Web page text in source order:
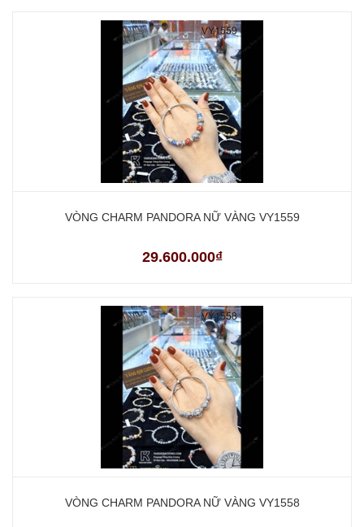
VÒNG CHARM PANDORA NỮ VÀNG VY1559
29.600.000₫
VÒNG CHARM PANDORA NỮ VÀNG VY1558